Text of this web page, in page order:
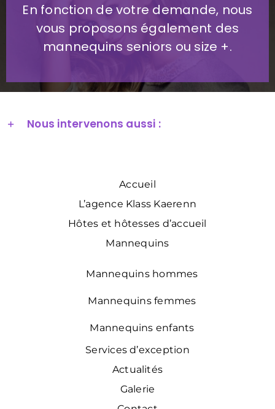
En fonction de votre demande, nous
vous proposons également des
mannequins seniors ou size +.
Nous intervenons aussi :
Accueil
L’agence Klass Kaerenn
Hôtes et hôtesses d’accueil
Mannequins
Mannequins hommes
Mannequins femmes
Mannequins enfants
Services d’exception
Actualités
Galerie